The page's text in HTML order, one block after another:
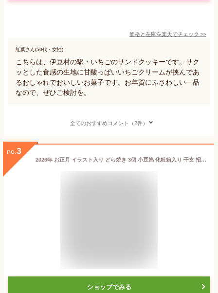
価格と在庫を楽天でチェック >>
紅葉さん(50代・女性)
こちらは、伊豆村の駅・いちごのサンドクッキーです。サク
ッとした食感の生地に甘酸っぱいいちごクリームが挟んであ
るおしゃれでおいしいお菓子です。お年賀にふさわしい一品
なので、ぜひご検討を。
全てのおすすめコメント（2件）
no. 3
2026年 お正月 イラスト入り どら焼き 3個 小豆餡 化粧箱入り 干支 招き猫 門松 | お年賀 スイーツ お菓子 ギフト どらやき 和菓子 御年賀 お年始 御年始 新年 挨拶 粗品 かわいい 干支菓子 プレゼント プチギフト 手土産 子供 サプライズ 贈り物 帰省土産 午 馬
ショップでみる